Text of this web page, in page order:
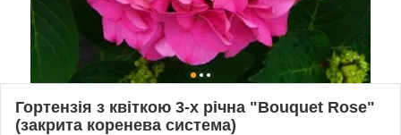
Гортензія з квіткою 3-х річна "Bouquet Rose"
(закрита коренева система)